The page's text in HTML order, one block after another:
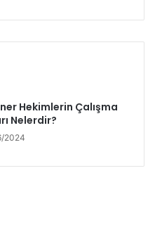
Hekimlerin Çalışma
Nelerdir?
2024